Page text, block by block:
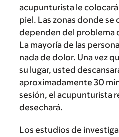
acupunturista le
piel. Las zonas donde se
dependen del problema
La mayoría de las
nada de dolor. Una vez
su lugar, usted
aproximadamente 30
sesión, el acupunturista
desechará.
Los estudios de